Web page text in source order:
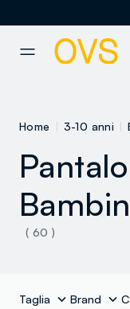
Home 3-10 anni
( 60 )
Taglia Brand